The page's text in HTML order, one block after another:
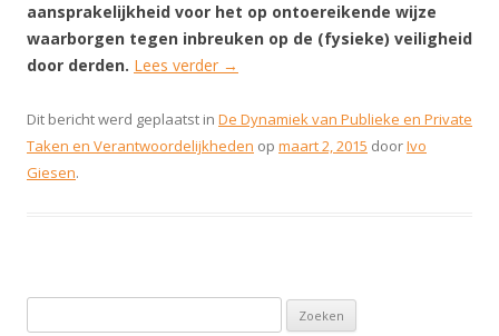
aansprakelijkheid voor het op ontoereikende wijze
waarborgen tegen inbreuken op de (fysieke) veiligheid
door derden. Lees verder →
Dit bericht werd geplaatst in De Dynamiek van Publieke en Private
Taken en Verantwoordelijkheden op maart 2, 2015 doorIvo
Giesen.